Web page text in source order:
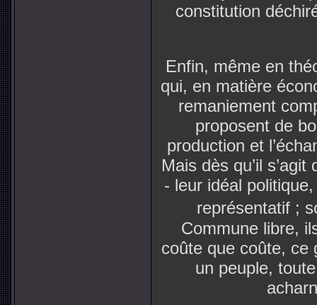
constitution
Enfin, même en
qui, en matière
remaniement
proposent de
production et
Mais dès qu’il
- leur idéal
représentatif ;
Commune libre,
coûte que coûte, ce
un peuple,